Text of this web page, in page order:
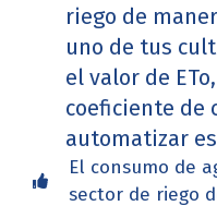
riego de
uno de tus
el valor de
coeficiente de
automatizar
El consumo de
sector de riego